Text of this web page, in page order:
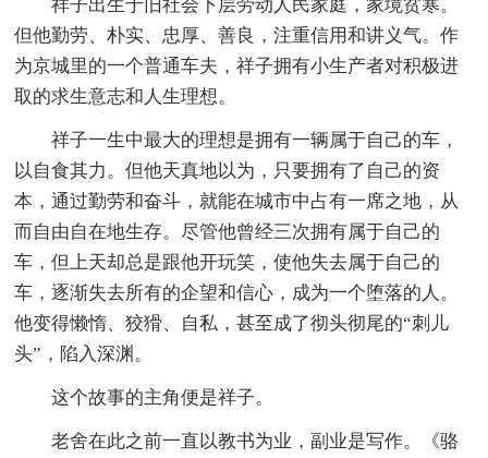
祥子出生于旧社会下层劳动人民家庭，家境贫寒。
但他勤劳、朴实、忠厚、善良，注重信用和讲义气。作
为京城里的一个普通车夫，祥子拥有小生产者对积极进
取的求生意志和人生理想。
祥子一生中最大的理想是拥有一辆属于自己的车，
以自食其力。但他天真地以为，只要拥有了自己的资
本，通过勤劳和奋斗，就能在城市中占有一席之地，从
而自由自在地生存。尽管他曾经三次拥有属于自己的
车，但上天却总是跟他开玩笑，使他失去属于自己的
车，逐渐失去所有的企望和信心，成为一个堕落的人。
他变得懒惰、狡猾、自私，甚至成了彻头彻尾的“刺儿
头”，陷入深渊。
这个故事的主角便是祥子。
老舍在此之前一直以教书为业，副业是写作。《骆